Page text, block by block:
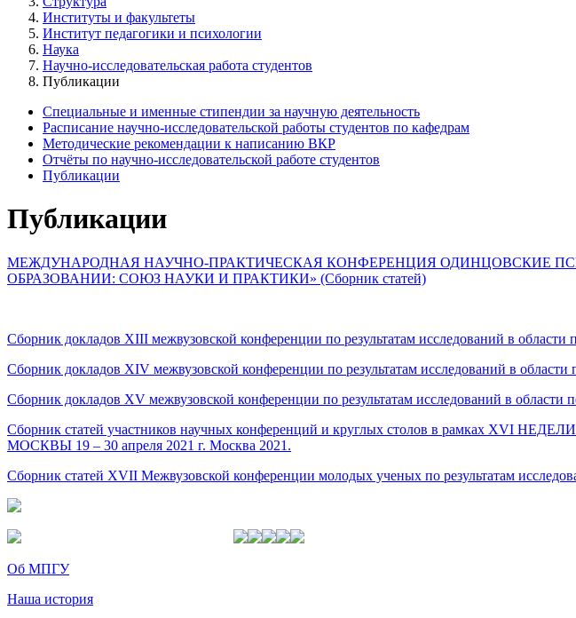
Институты и факультеты
Институт педагогики и психологии
Наука
Научно-исследовательская работа студентов
Публикации
Специальные и именные стипендии за научную деятельность
Расписание научно-исследовательской работы студентов по кафедрам
Методические рекомендации к написанию ВКР
Отчёты по научно-исследовательской работе студентов
Публикации
Публикации
МЕЖДУНАРОДНАЯ НАУЧНО-ПРАКТИЧЕСКАЯ КОНФЕРЕНЦИЯ ОДИНЦОВСКИЕ
ОБРАЗОВАНИИ: СОЮЗ НАУКИ И ПРАКТИКИ» (Сборник статей)
Сборник докладов XIII межвузовской конференции по результатам исследований в
Сборник докладов XIV межвузовской конференции по результатам исследований в
Сборник докладов XV межвузовской конференции по результатам исследований в
Сборник статей участников научных конференций и круглых столов в
МОСКВЫ 19 – 30 апреля 2021 г. Москва 2021.
Сборник статей XVII Межвузовской конференции молодых ученых по результатам
Об МПГУ
Наша история